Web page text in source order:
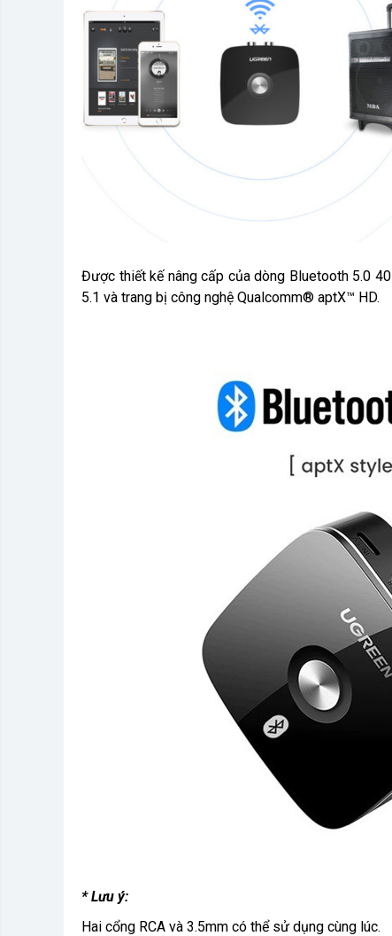
Được thiết kế nâng cấp của dòng Bluetooth 5.0
5.1 và trang bị công nghệ Qualcomm® aptX™ HD.
* Lưu ý:
Hai cổng RCA và 3.5mm có thể sử dụng cùng lúc.